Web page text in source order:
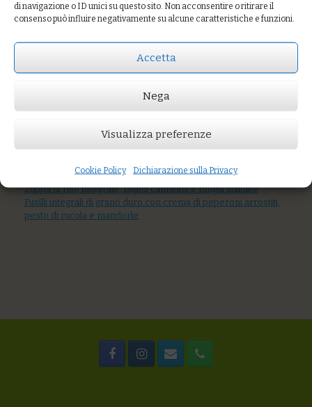
di navigazione o ID unici su questo sito. Non acconsentire o ritirare il
consenso può influire negativamente su alcune caratteristiche e funzioni.
Accetta
Nega
Visualizza preferenze
Cookie Policy Dichiarazione sulla Privacy
Riso integrale alle verdure di stagione e semi tostati
Zuppa di riso integrale, fagioli cannelini e funghi shiitake
Fusilli integrali di grano duro con crema di peperoni arrostiti,
pesto di rucola e mandorle
Tagliatelle al sugo
di acciughe
fresche e gocce di